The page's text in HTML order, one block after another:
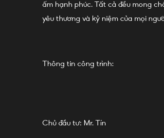
ấm hạnh phúc. Tất cả đều mong
yêu thương và kỷ niệm của mọi
Thông tin công trình:
Chủ đầu tư: Mr. Tín